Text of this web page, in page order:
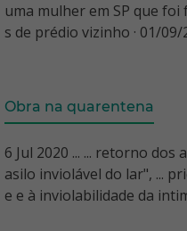
uma mulher em SP que
s de prédio vizinho · 01/09/
Obra na quarentena
6 Jul 2020 ... ... retorno
asilo inviolável do lar", ...
e e à inviolabilidade da